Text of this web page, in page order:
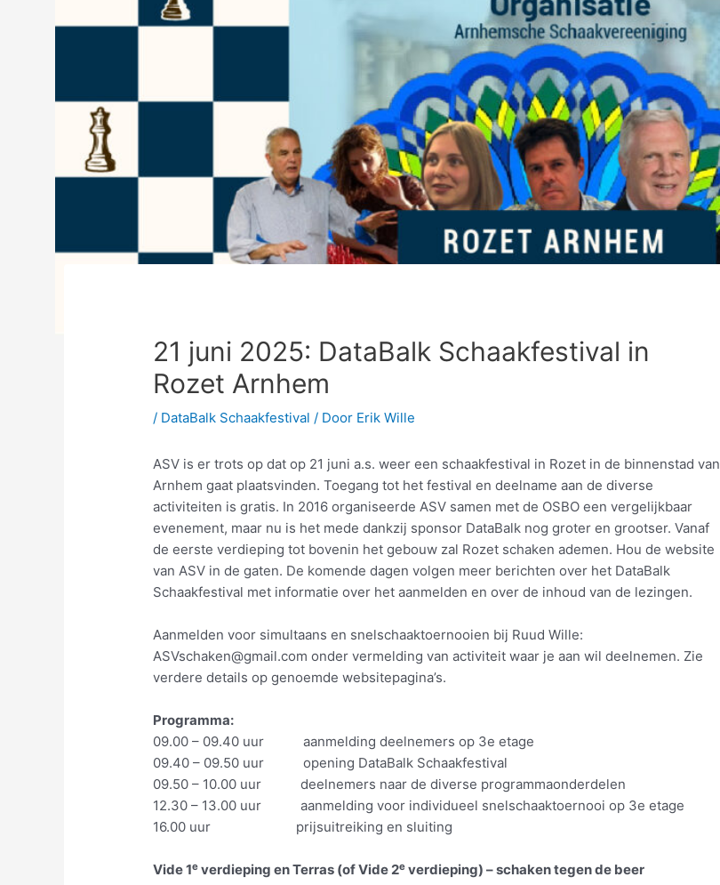
21 juni 2025: DataBalk Schaakfestival in
Rozet Arnhem
/ DataBalk Schaakfestival / Door Erik Wille
ASV is er trots op dat op 21 juni a.s. weer een schaakfestival in Rozet in de binnenstad van
Arnhem gaat plaatsvinden. Toegang tot het festival en deelname aan de diverse
activiteiten is gratis. In 2016 organiseerde ASV samen met de OSBO een vergelijkbaar
evenement, maar nu is het mede dankzij sponsor DataBalk nog groter en grootser. Vanaf
de eerste verdieping tot bovenin het gebouw zal Rozet schaken ademen. Hou de website
van ASV in de gaten. De komende dagen volgen meer berichten over het DataBalk
Schaakfestival met informatie over het aanmelden en over de inhoud van de lezingen.
Aanmelden voor simultaans en snelschaaktoernooien bij Ruud Wille:
ASVschaken@gmail.com onder vermelding van activiteit waar je aan wil deelnemen. Zie
verdere details op genoemde websitepagina’s.
Programma:
09.00 – 09.40 uur aanmelding deelnemers op 3e etage
09.40 – 09.50 uur opening DataBalk Schaakfestival
09.50 – 10.00 uur deelnemers naar de diverse programmaonderdelen
12.30 – 13.00 uur aanmelding voor individueel snelschaaktoernooi op 3e etage
16.00 uur prijsuitreiking en sluiting
Vide 1e verdieping en Terras (of Vide 2e verdieping) – schaken tegen de beer